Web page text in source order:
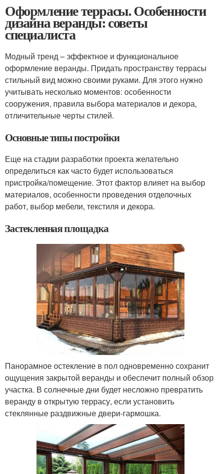
Оформление террасы. Особенности
дизайна веранды: советы
специалиста
Модный тренд – эффектное и функциональное
оформление веранды. Придать пространству террасы
стильный вид можно своими руками. Для этого нужно
учитывать несколько моментов: особенности
сооружения, правила выбора материалов и декора,
отличительные черты стилей.
Основные типы постройки
Еще на стадии разработки проекта желательно
определиться как часто будет использоваться
пристройка/помещение. Этот фактор влияет на выбор
материалов, особенности проведения отделочных
работ, выбор мебели, текстиля и декора.
Застекленная площадка
Панорамное остекление в пол одновременно сохранит
ощущения закрытой веранды и обеспечит полный обзор
участка. В солнечные дни будет несложно превратить
веранду в открытую террасу, если установить
стеклянные раздвижные двери-гармошка.